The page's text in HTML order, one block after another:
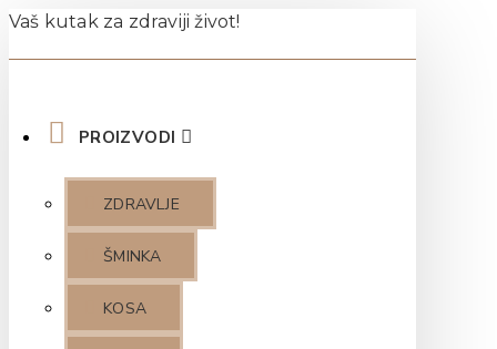
Vaš kutak za zdraviji život!
PROIZVODI
ZDRAVLJE
ŠMINKA
KOSA